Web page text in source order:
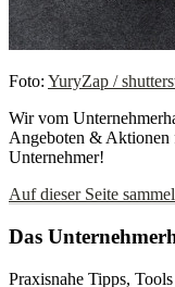
Foto: YuryZap /
Wir vom
Angeboten & Aktionen
Unternehmer!
Auf dieser Seite
Das
Praxisnahe Tipps,